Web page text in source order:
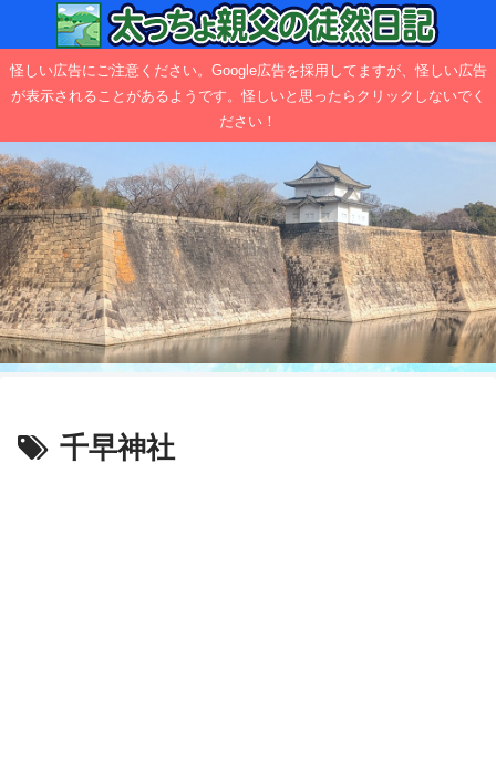
怪しい広告にご注意ください。Google広告を採用してますが、怪しい広告
が表示されることがあるようです。怪しいと思ったらクリックしないでく
ださい！
千早神社